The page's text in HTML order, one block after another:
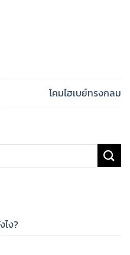
โคมไฮเบย์ทรงกลม
ไง?